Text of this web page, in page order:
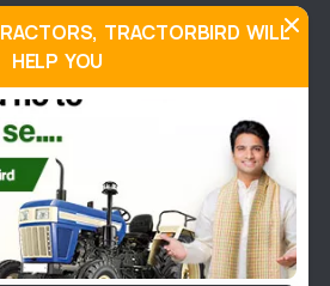
में 60 लीटर क्षमता का बड़ा ईंधन टैंक
लंबे समय तक बिना बार-बार डीजल भरवाए
जो बड़े खेतों में विशेष रूप से लाभदायक
16 और पीछे 16.9 X 28 आकार के मजबूत
TRACTORBIRD WILL
HELP YOU